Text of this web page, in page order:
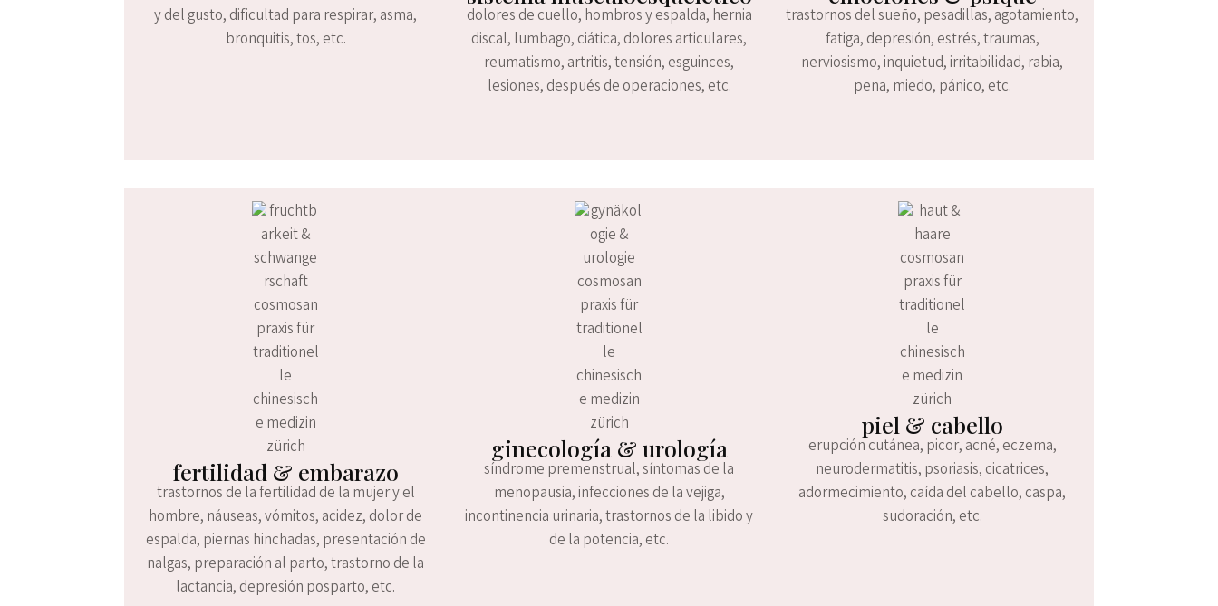
y del gusto, dificultad para respirar, asma,
bronquitis, tos, etc.
dolores de cuello, hombros y espalda, hernia
discal, lumbago, ciática, dolores articulares,
reumatismo, artritis, tensión, esguinces,
lesiones, después de operaciones, etc.
trastornos del sueño, pesadillas, agotamiento,
fatiga, depresión, estrés, traumas,
nerviosismo, inquietud, irritabilidad, rabia,
pena, miedo, pánico, etc.
fertilidad & embarazo
trastornos de la fertilidad de la mujer y el
hombre, náuseas, vómitos, acidez, dolor de
espalda, piernas hinchadas, presentación de
nalgas, preparación al parto, trastorno de la
lactancia, depresión posparto, etc.
ginecología & urología
síndrome premenstrual, síntomas de la
menopausia, infecciones de la vejiga,
incontinencia urinaria, trastornos de la libido y
de la potencia, etc.
piel & cabello
erupción cutánea, picor, acné, eczema,
neurodermatitis, psoriasis, cicatrices,
adormecimiento, caída del cabello, caspa,
sudoración, etc.